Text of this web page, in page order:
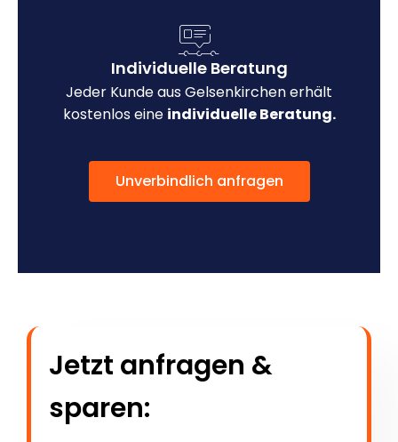
Individuelle Beratung
Jeder Kunde aus Gelsenkirchen erhält
kostenlos eine individuelle Beratung.
Unverbindlich anfragen
Jetzt anfragen &
sparen: